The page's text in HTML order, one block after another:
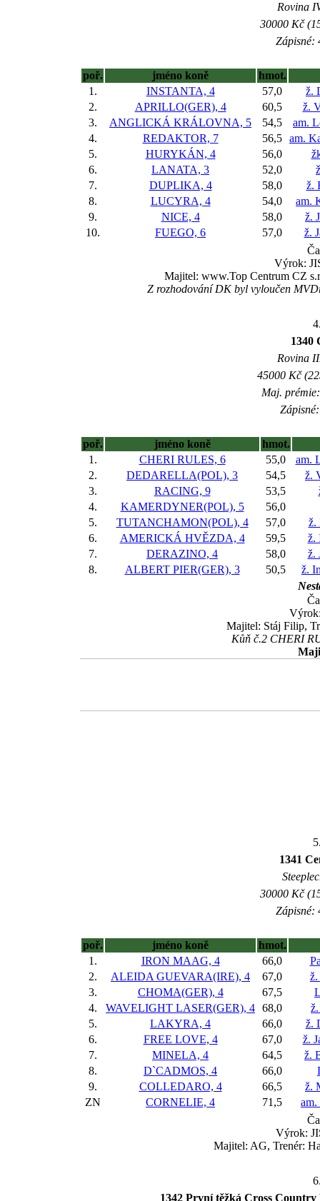
Rovina
30000 Kč
Zápisné:
poř. jméno koně
hmot.
1.
INSTANTA, 4 57,0
ž.
2.
APRILLO(GER), 4 60,5
ž.
3.
ANGLICKÁ KRÁLOVNA, 5 54,5
am.
4.
REDAKTOR, 7 56,5 am.
5.
HURYKÁN, 4 56,0
6.
LANATA, 3 52,0
7.
DUPLIKA, 4 58,0
ž.
8.
LUCYRA, 4 54,0
am.
9.
NICE, 4 58,0
ž.
10.
FUEGO, 6 57,0
ž.
Výrok:
Majitel: www.Top Centrum CZ
Z rozhodování DK byl vyloučen
1340
Rovina
45000 Kč
Maj.
poř. jméno koně
hmot.
1.
CHERI RULES, 6 55,0
am.
2.
DEDARELLA(POL), 3 54,5
ž.
3.
RACING, 9 53,5
4.
KAMERDYNER(POL), 5
56,0
5.
TUTANCHAMON(POL), 4 57,0
ž.
6.
AMERICKÁ HVĚZDA, 4 59,5
ž.
7.
DERAZINO, 4 58,0
ž.
8.
ALBERT PIER(GER), 3 50,5
ž.
Majitel: Stáj Filip,
Kůň č.2 CHERI
1341
30000 Kč
Zápisné:
poř. jméno koně
hmot.
1.
IRON MAAG, 4 66,0
2.
ALEIDA GUEVARA(IRE), 4 67,0
ž.
3.
CHOMA(GER), 4 67,5
4.
WAVELIGHT LASER(GER), 4 68,0
5.
LAKYRA, 4 66,0
ž.
6.
FREE LOVE, 4 67,0
ž.
7.
MINELA, 4 64,5
ž.
8.
D`CADMOS, 4 66,0
9.
COLLEDARO, 4 66,5
ž.
ZN
CORNELIE, 4 71,5
am.
Výrok:
Majitel: AG, Trenér:
1342 První těžká Cross Country